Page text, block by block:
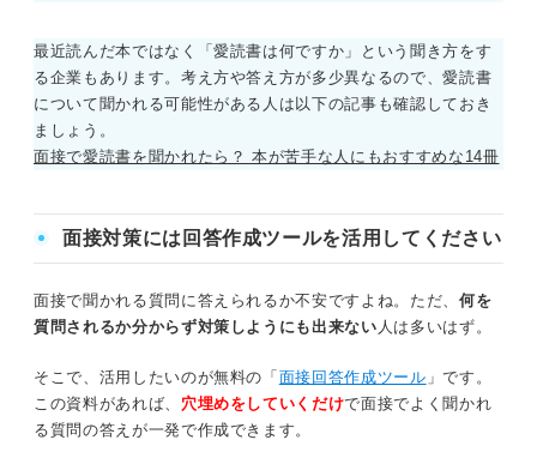
最近読んだ本ではなく「愛読書は何ですか」という聞き方をす
る企業もあります。考え方や答え方が多少異なるので、愛読書
について聞かれる可能性がある人は以下の記事も確認しておき
ましょう。
面接で愛読書を聞かれたら？ 本が苦手な人にもおすすめな14冊
面接対策には回答作成ツールを活用してください
面接で聞かれる質問に答えられるか不安ですよね。ただ、 何を
質問されるか分からず対策しようにも出来ない 人は多いはず。
そこで、活用したいのが無料の「面接回答作成ツール 」です。
この資料があれば、 穴埋めをしていくだけで面接でよく聞かれ
る質問の答えが一発で作成できます。
ビジネス書②苦しかったときの話をしようか
ビジネス書③だから僕たちは、組織を変えていける
①実際に読んだことのない本を答える
②「最近読んだ本はない」と答える
③アピールにつながりにくい本を答える